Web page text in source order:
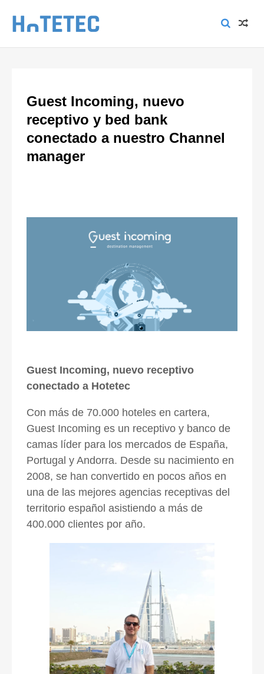
Guest Incoming, nuevo
receptivo y bed bank
conectado a nuestro Channel
manager
Guest Incoming, nuevo receptivo
conectado a Hotetec
Con más de 70.000 hoteles en cartera,
Guest Incoming es un receptivo y banco de
camas líder para los mercados de España,
Portugal y Andorra. Desde su nacimiento en
2008, se han convertido en pocos años en
una de las mejores agencias receptivas del
territorio español asistiendo a más de
400.000 clientes por año.